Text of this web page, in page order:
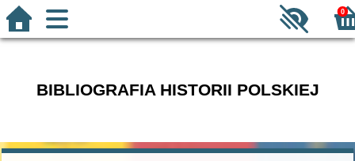
0
BIBLIOGRAFIA HISTORII POLSKIEJ